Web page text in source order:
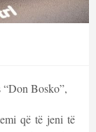
“Don Bosko”,
që të jeni të